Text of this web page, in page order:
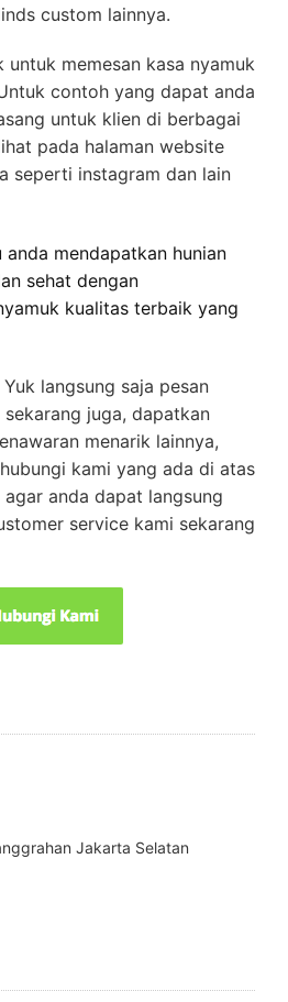
custom lainnya.
memesan kasa nyamuk
contoh yang dapat anda
untuk klien di berbagai
pada halaman website
seperti instagram dan lain
anda mendapatkan hunian
sehat dengan
kualitas terbaik yang
langsung saja pesan
juga, dapatkan
menarik lainnya,
kami yang ada di atas
anda dapat langsung
service kami sekarang
Jakarta Selatan